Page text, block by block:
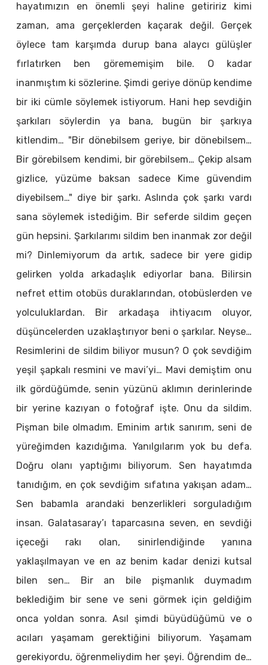
hayatımızın en önemli şeyi haline getiririz kimi
zaman, ama gerçeklerden kaçarak değil. Gerçek
öylece tam karşımda durup bana alaycı gülüşler
fırlatırken ben görememişim bile. O kadar
inanmıştım ki sözlerine. Şimdi geriye dönüp kendime
bir iki cümle söylemek istiyorum. Hani hep sevdiğin
şarkıları söylerdin ya bana, bugün bir şarkıya
kitlendim… "Bir dönebilsem geriye, bir dönebilsem…
Bir görebilsem kendimi, bir görebilsem… Çekip alsam
gizlice, yüzüme baksan sadece Kime güvendim
diyebilsem…" diye bir şarkı. Aslında çok şarkı vardı
sana söylemek istediğim. Bir seferde sildim geçen
gün hepsini. Şarkılarımı sildim ben inanmak zor değil
mi? Dinlemiyorum da artık, sadece bir yere gidip
gelirken yolda arkadaşlık ediyorlar bana. Bilirsin
nefret ettim otobüs duraklarından, otobüslerden ve
yolculuklardan. Bir arkadaşa ihtiyacım oluyor,
düşüncelerden uzaklaştırıyor beni o şarkılar. Neyse…
Resimlerini de sildim biliyor musun? O çok sevdiğim
yeşil şapkalı resmini ve mavi’yi… Mavi demiştim onu
ilk gördüğümde, senin yüzünü aklımın derinlerinde
bir yerine kazıyan o fotoğraf işte. Onu da sildim.
Pişman bile olmadım. Eminim artık sanırım, seni de
yüreğimden kazıdığıma. Yanılgılarım yok bu defa.
Doğru olanı yaptığımı biliyorum. Sen hayatımda
tanıdığım, en çok sevdiğim sıfatına yakışan adam…
Sen babamla arandaki benzerlikleri sorguladığım
insan. Galatasaray’ı taparcasına seven, en sevdiği
içeceği rakı olan, sinirlendiğinde yanına
yaklaşılmayan ve en az benim kadar denizi kutsal
bilen sen… Bir an bile pişmanlık duymadım
beklediğim bir sene ve seni görmek için geldiğim
onca yoldan sonra. Asıl şimdi büyüdüğümü ve o
acıları yaşamam gerektiğini biliyorum. Yaşamam
gerekiyordu, öğrenmeliydim her şeyi. Öğrendim de…